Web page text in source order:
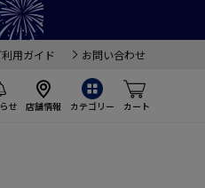
利用ガイド お問い合わせ
せ 店舗情報 カテゴリー カート